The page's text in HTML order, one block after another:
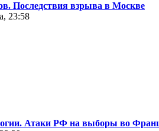
Последствия взрыва в Москве
23:58
Атаки РФ на выборы во